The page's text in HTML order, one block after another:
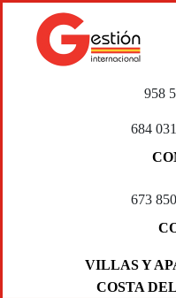
958
684
673
VILLAS Y
COSTA